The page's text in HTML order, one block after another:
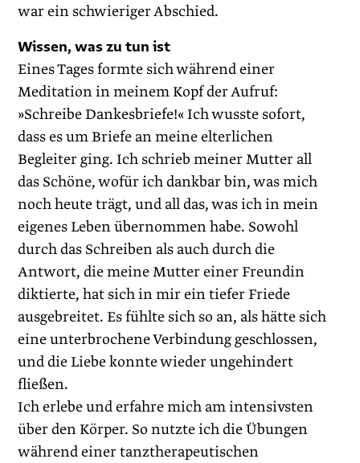
war ein schwieriger Abschied.
Wissen, was zu tun ist
Eines Tages formte sich während einer
Meditation in meinem Kopf der Aufruf:
»Schreibe Dankesbriefe!« Ich wusste ­sofort,
dass es um Briefe an meine elterlichen
Begleiter ging. Ich schrieb meiner Mutter all
das Schöne, wofür ich dankbar bin, was mich
noch heute trägt, und all das, was ich in mein
eigenes Leben übernommen habe. Sowohl
durch das Schreiben als auch durch die
Antwort, die meine Mutter einer Freundin
diktierte, hat sich in mir ein tiefer Friede
ausgebreitet. Es fühlte sich so an, als hätte sich
eine unterbrochene Verbindung geschlossen,
und die Liebe konnte wieder ungehindert
fließen.
Ich erlebe und erfahre mich am intensivsten
über den Körper. So nutzte ich die Übungen
während einer tanztherapeutischen